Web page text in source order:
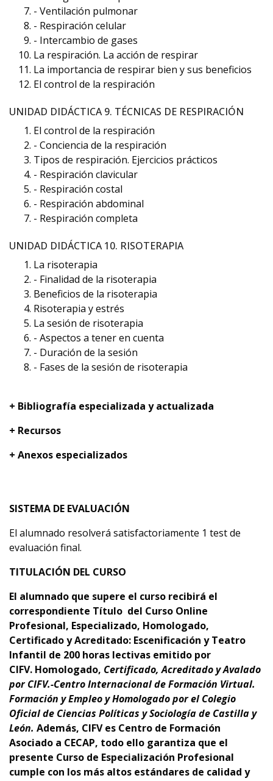
- Ventilación pulmonar
- Respiración celular
- Intercambio de gases
La respiración. La acción de respirar
La importancia de respirar bien y sus beneficios
El control de la respiración
UNIDAD DIDÁCTICA 9. TÉCNICAS DE RESPIRACIÓN
El control de la respiración
- Conciencia de la respiración
Tipos de respiración. Ejercicios prácticos
- Respiración clavicular
- Respiración costal
- Respiración abdominal
- Respiración completa
UNIDAD DIDÁCTICA 10. RISOTERAPIA
La risoterapia
- Finalidad de la risoterapia
Beneficios de la risoterapia
Risoterapia y estrés
La sesión de risoterapia
- Aspectos a tener en cuenta
- Duración de la sesión
- Fases de la sesión de risoterapia
+ Bibliografía especializada y actualizada
+ Recursos
+ Anexos especializados
SISTEMA DE EVALUACIÓN
El alumnado resolverá satisfactoriamente 1 test de
evaluación final.
TITULACIÓN DEL CURSO
El alumnado que supere el curso recibirá el
correspondiente Título del Curso Online
Profesional, Especializado, Homologado,
Certificado y Acreditado: Escenificación y Teatro
Infantil de 200 horas lectivas emitido por
CIFV. Homologado, Certificado, Acreditado y Avalado
por CIFV.-Centro Internacional de Formación Virtual.
Formación y Empleoy Homologado por el Colegio
Oficial de Ciencias Políticas y Sociología de Castilla y
León. Además, CIFV es Centro de Formación
Asociado a CECAP, todo ello garantiza que el
presente Curso de Especialización Profesional
cumple con los más altos estándares de calidad y